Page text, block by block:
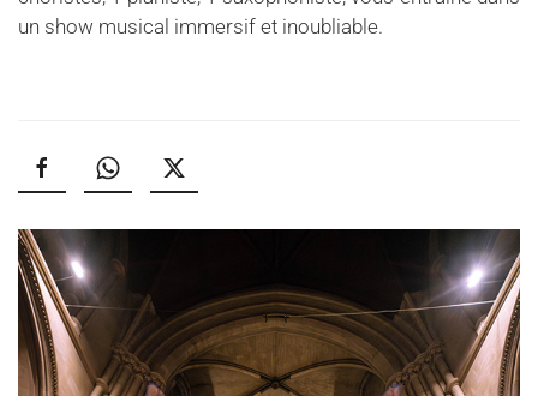
un show musical immersif et inoubliable.